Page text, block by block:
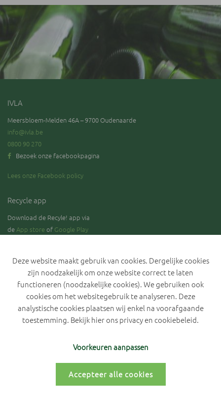
Persoonlijk portaal
IVLA
Meersbloem-Melden 46A – 9700 Oudenaarde
info@ivla.be
0800 90 270
Bezoek onze facebookpagina
Lees onze Facebook policy
Recycle app
Download de Recyle! app via
deApp store of Google Play
Blijf op de hoogte over de stand van zaken rond de selectieve
inzameling van GFT.
Privacyverklaring IVLA
Deze website maakt gebruik van cookies. Dergelijke cookies
zijn noodzakelijk om onze website correct te laten
functioneren (noodzakelijke cookies). We gebruiken ook
cookies om het websitegebruik te analyseren. Deze
analystische cookies plaatsen wij enkel na voorafgaande
toestemming. Bekijk hier onsprivacy en cookiebeleid.
Voorkeuren aanpassen
Accepteer alle cookies